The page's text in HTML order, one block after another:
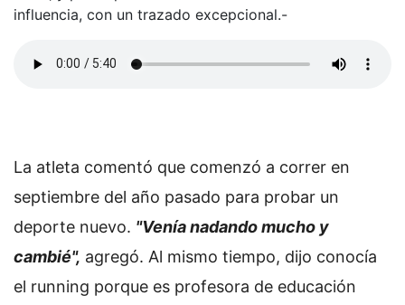
influencia, con un trazado excepcional.-
La atleta comentó que comenzó a correr en
septiembre del año pasado para probar un
deporte nuevo. "Venía nadando mucho y
cambié", agregó. Al mismo tiempo, dijo conocía
el running porque es profesora de educación